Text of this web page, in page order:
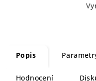
Popis
Hodnocení